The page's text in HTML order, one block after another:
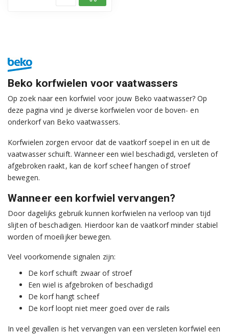
Beko korfwielen voor vaatwassers
Op zoek naar een korfwiel voor jouw Beko vaatwasser? Op
deze pagina vind je diverse korfwielen voor de boven- en
onderkorf van Beko vaatwassers.
Korfwielen zorgen ervoor dat de vaatkorf soepel in en uit de
vaatwasser schuift. Wanneer een wiel beschadigd, versleten of
afgebroken raakt, kan de korf scheef hangen of stroef
bewegen.
Wanneer een korfwiel vervangen?
Door dagelijks gebruik kunnen korfwielen na verloop van tijd
slijten of beschadigen. Hierdoor kan de vaatkorf minder stabiel
worden of moeilijker bewegen.
Veel voorkomende signalen zijn:
De korf schuift zwaar of stroef
Een wiel is afgebroken of beschadigd
De korf hangt scheef
De korf loopt niet meer goed over de rails
In veel gevallen is het vervangen van een versleten korfwiel een